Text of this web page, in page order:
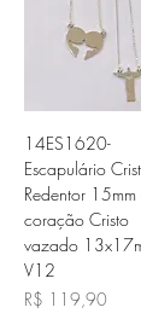
14ES1620-
Escapulário
Redentor 15mm
coração Cristo
vazado
V12
Preço
R$ 119,90